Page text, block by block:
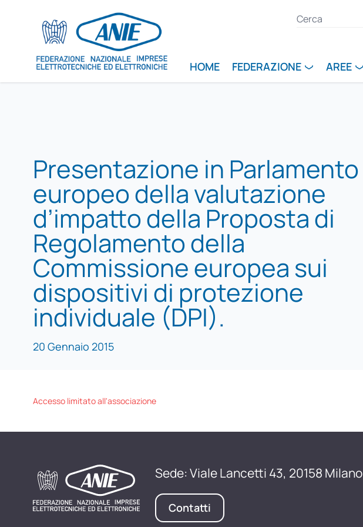
HOME FEDERAZIONE AREE
Presentazione in Parlamento
europeo della valutazione
d’impatto della Proposta di
Regolamento della
Commissione europea sui
dispositivi di protezione
individuale (DPI).
20 Gennaio 2015
Accesso limitato all'associazione
Sede: Viale Lancetti 43, 20158 Milano
Contatti